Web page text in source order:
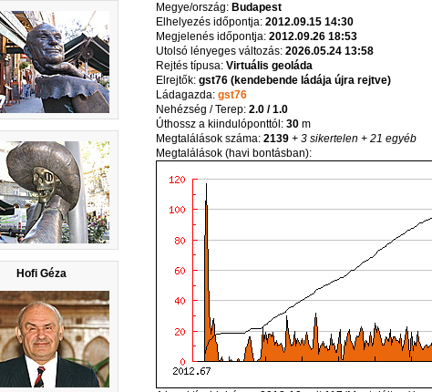
Hofi Géza
Megye/ország: Budapest
Elhelyezés időpontja: 2012.09.15 14:30
Megjelenés időpontja: 2012.09.26 18:53
Utolsó lényeges változás: 2026.05.24 13:58
Rejtés típusa: Virtuális geoláda
Elrejtők: gst76 (kendebende ládája újra rejtve)
Ládagazda: gst76
Nehézség / Terep: 2.0 / 1.0
Úthossz a kiindulóponttól: 30m
Megtalálások száma: 2139+ 3 sikertelen + 21 egyéb
Megtalálások (havi bontásban):